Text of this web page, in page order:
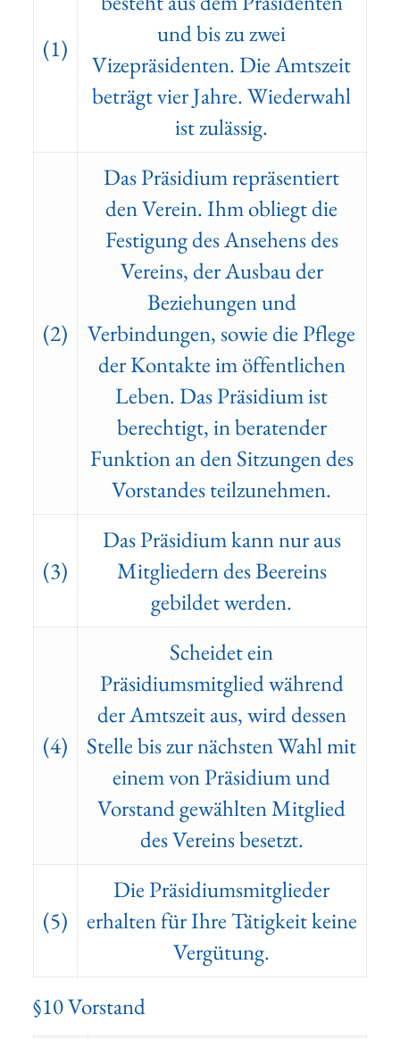
(1)
und bis zu zwei
Vizepräsidenten. Die Amtszeit
beträgt vier Jahre. Wiederwahl
ist zulässig.
(2)
Das Präsidium repräsentiert
den Verein. Ihm obliegt die
Festigung des Ansehens des
Vereins, der Ausbau der
Beziehungen und
Verbindungen, sowie die Pflege
der Kontakte im öffentlichen
Leben. Das Präsidium ist
berechtigt, in beratender
Funktion an den Sitzungen des
Vorstandes teilzunehmen.
(3)
Das Präsidium kann nur aus
Mitgliedern des Beereins
gebildet werden.
(4)
Scheidet ein
Präsidiumsmitglied während
der Amtszeit aus, wird dessen
Stelle bis zur nächsten Wahl mit
einem von Präsidium und
Vorstand gewählten Mitglied
des Vereins besetzt.
(5)
Die Präsidiumsmitglieder
erhalten für Ihre Tätigkeit keine
Vergütung.
§10 Vorstand